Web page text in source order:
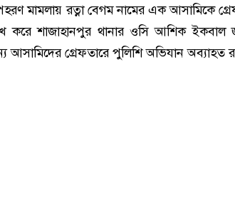
মামলায় রত্না বেগম নামের এক আসামিকে
করে শাজাহানপুর থানার ওসি আশিক ইকবাল
আসামিদের গ্রেফতারে পুলিশি অভিযান অব্যাহত